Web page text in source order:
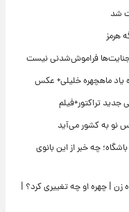
شد
هرمز
جنایت‌ها فراموش‌شدنی نیست
یاد ماهچهره خلیلی+ عکس
جدید تراکتور+فیلم
چه خبر از این بانوی
خواننده زن | چهره او چه تغییری کرد؟ |